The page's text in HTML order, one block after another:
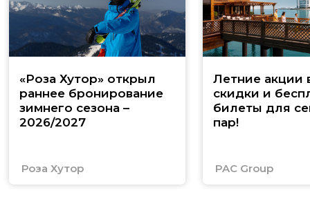
«Роза Хутор» открыл
раннее бронирование
зимнего сезона –
2026/2027
Роза Хутор
Летние акции
скидки и
билеты для
пар!
PAC Group